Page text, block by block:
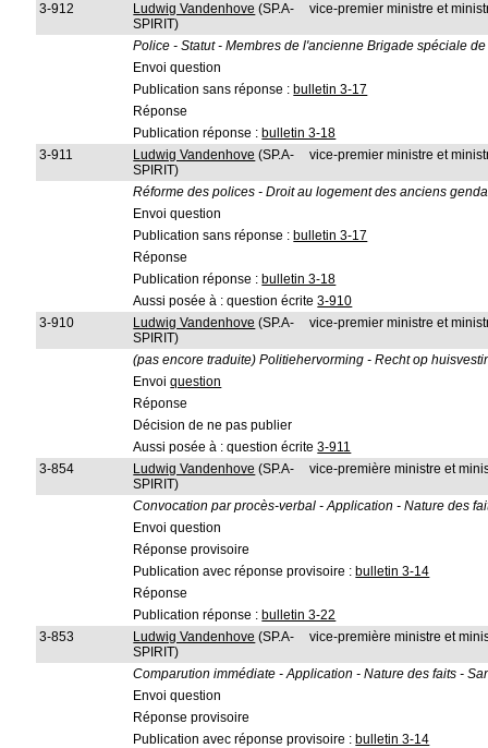
3-912 Ludwig Vandenhove (SP.A-
SPIRIT)
vice-premier ministre et
Police - Statut - Membres de l'ancienne Brigade spéciale
Envoi question
Publication sans réponse : bulletin 3-17
Réponse
Publication réponse : bulletin 3-18
3-911
Ludwig Vandenhove (SP.A-
SPIRIT)
vice-premier ministre et
Réforme des polices - Droit au logement des anciens
Envoi question
Publication sans réponse : bulletin 3-17
Réponse
Publication réponse : bulletin 3-18
Aussi posée à : question écrite3-910
3-910
Ludwig Vandenhove (SP.A-
SPIRIT)
vice-premier ministre et
(pas encore traduite) Politiehervorming - Recht op
Envoiquestion
Réponse
Décision de ne pas publier
Aussi posée à : question écrite3-911
3-854
Ludwig Vandenhove (SP.A-
SPIRIT)
vice-première ministre et
Convocation par procès-verbal - Application - Nature des
Envoi question
Réponse provisoire
Publication avec réponse provisoire : bulletin 3-14
Réponse
Publication réponse : bulletin 3-22
3-853
Ludwig Vandenhove (SP.A-
SPIRIT)
vice-première ministre et
Comparution immédiate - Application - Nature des faits -
Envoi question
Réponse provisoire
Publication avec réponse provisoire : bulletin 3-14